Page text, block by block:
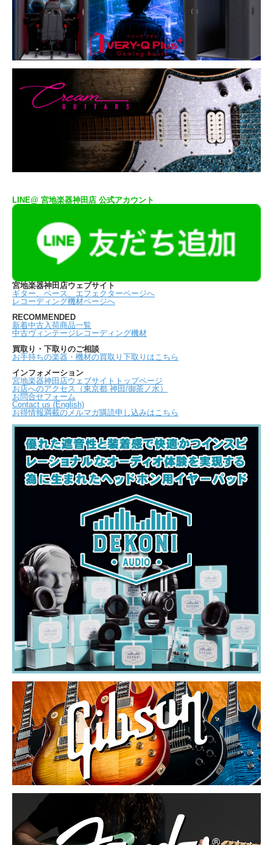
LINE@ 宮地楽器神田店 公式アカウント
宮地楽器神田店ウェブサイト
ギター、ベース、エフェクターページへ
レコーディング機材ページへ
RECOMMENDED
新着中古入荷商品一覧
中古ヴィンテージレコーディング機材
買取り・下取りのご相談
お手持ちの楽器・機材の買取り下取りはこちら
インフォメーション
宮地楽器神田店ウェブサイトトップページ
お店へのアクセス（東京都 神田/御茶ノ水）
お問合せフォーム
Contact us (English)
お得情報満載のメルマガ購読申し込みはこちら